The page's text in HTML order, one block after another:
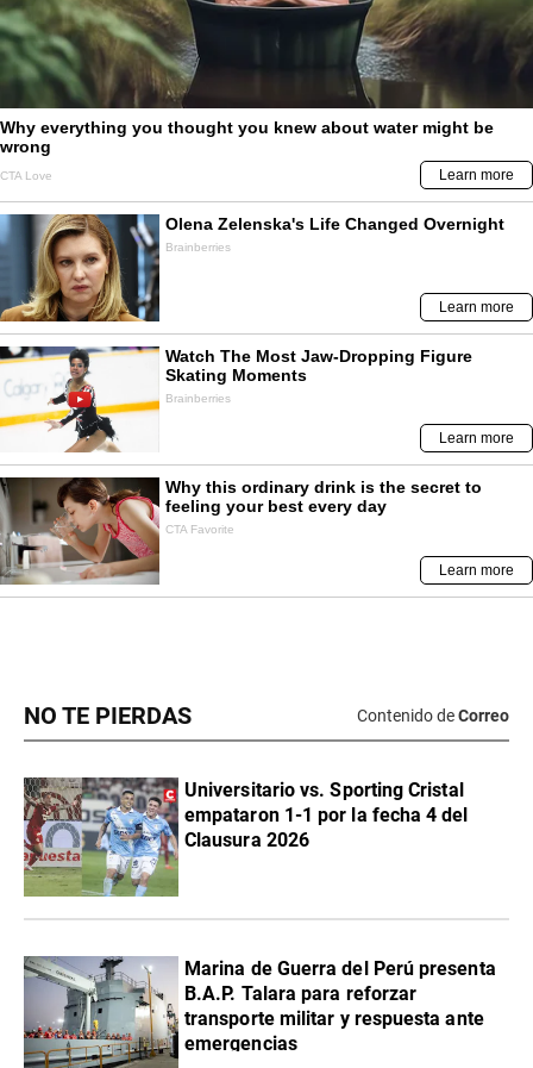
NO TE PIERDAS Contenido deCorreo
Universitario vs. Sporting Cristal
empataron 1-1 por la fecha 4 del
Clausura 2026
Marina de Guerra del Perú presenta
B.A.P. Talara para reforzar
transporte militar y respuesta ante
emergencias